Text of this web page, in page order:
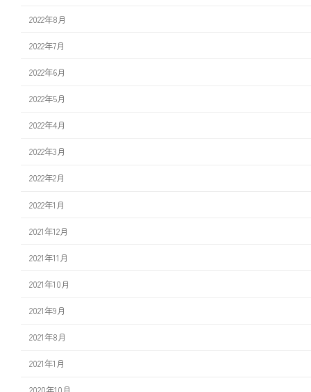
2022年8月
2022年7月
2022年6月
2022年5月
2022年4月
2022年3月
2022年2月
2022年1月
2021年12月
2021年11月
2021年10月
2021年9月
2021年8月
2021年1月